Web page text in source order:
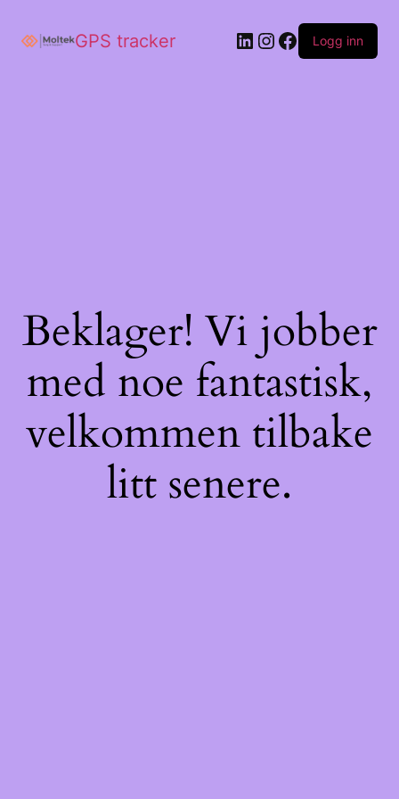
GPS tracker Logg inn
Beklager! Vi jobber
med noe fantastisk,
velkommen tilbake
litt senere.